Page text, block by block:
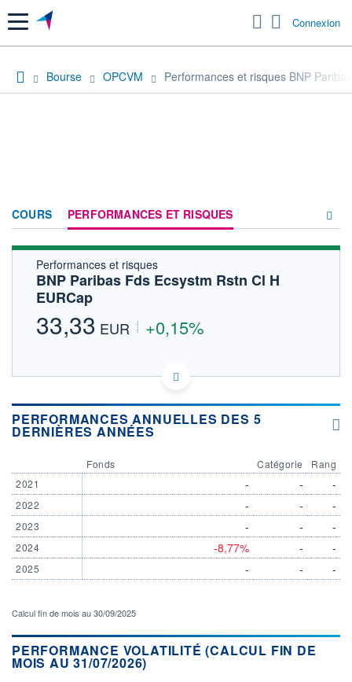
Menu Connexion
Bourse OPCVM Performances et risques BNP
COURS PERFORMANCES ET RISQUES
FORUM
Performances et risques
BNP Paribas Fds Ecsystm Rstn Cl H
EURCap
33,33 EUR +0,15%
LU2308192116 - BNP Paribas Asset Management
OPCVM DERNIER COURS CONNU AU 09/10/2025
Consulter le prospectus / DIC
17/09
32
33
35
TARIFS PRIVILÉGIÉS 0%
ÉLIGIBILITÉ
PERFORMANCES ANNUELLES DES 5
DERNIÈRES ANNÉES
2021
2022
2023
2024
2025
Fonds
-
-
-
-8,77%
-
Catégorie
-
-
-
-
-
Rang
-
-
-
-
-
Calcul fin de mois au 30/09/2025
PERFORMANCE VOLATILITÉ (CALCUL FIN DE
MOIS AU 31/07/2026)